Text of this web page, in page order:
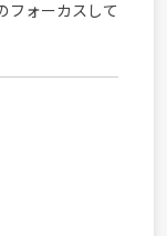
フォーカスして